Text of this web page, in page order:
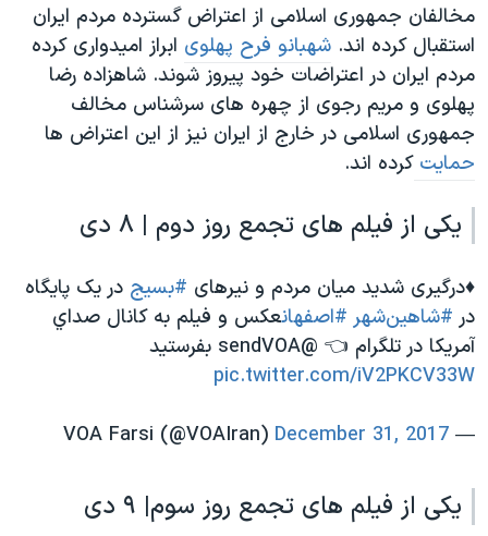
مخالفان جمهوری اسلامی از اعتراض گسترده مردم ایران
استقبال کرده اند. شهبانو فرح پهلوی ابراز امیدواری کرده
مردم ایران در اعتراضات خود پیروز شوند. شاهزاده رضا
پهلوی و مریم رجوی از چهره های سرشناس مخالف
جمهوری اسلامی در خارج از ایران نیز از این اعتراض ها
حمایت کرده اند.
یکی از فیلم های تجمع روز دوم | ۸ دی
♦️درگیری شدید میان مردم و نیرهای #بسیج در یک پایگاه
در #شاهین‌شهر #اصفهانعکس و فیلم به كانال صداي
آمريكا در تلگرام 👈 @sendVOA بفرستید
pic.twitter.com/iV2PKCV33W
— VOA Farsi (@VOAIran)
December 31, 2017
یکی از فیلم های تجمع روز سوم| ۹ دی